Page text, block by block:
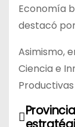
Economía
destacó
Asimismo,
Ciencia e
N